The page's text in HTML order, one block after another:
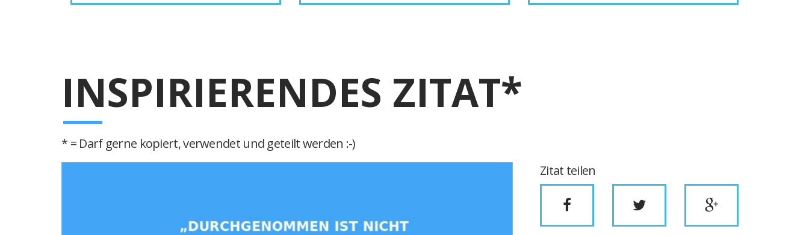
INSPIRIERENDES ZITAT*
* = Darf gerne kopiert, verwendet und geteilt werden :-)
Zitat teilen